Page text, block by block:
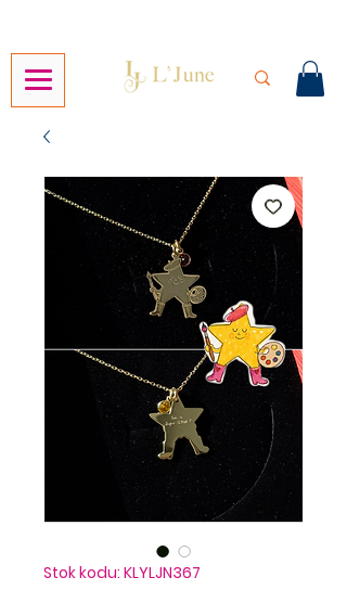
Stok kodu: KLYLJN367